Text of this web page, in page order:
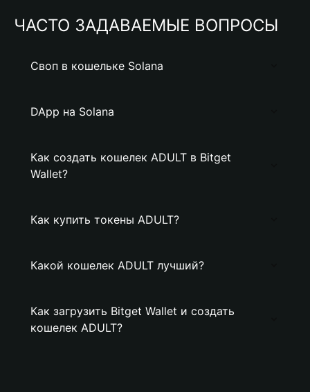
ЧАСТО ЗАДАВАЕМЫЕ ВОПРОСЫ
Своп в кошельке Solana
DApp на Solana
Как создать кошелек ADULT в Bitget
Wallet?
Как купить токены ADULT?
Какой кошелек ADULT лучший?
Как загрузить Bitget Wallet и создать
кошелек ADULT?